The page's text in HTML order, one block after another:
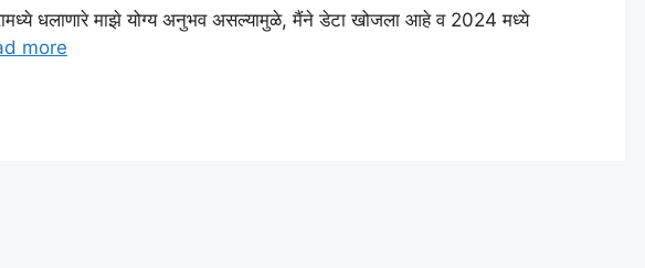
धलाणारे माझे योग्य अनुभव असल्यामुळे, मैंने डेटा खोजला आहे व 2024 मध्ये
more